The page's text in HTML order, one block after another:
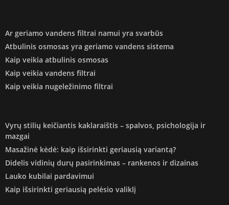
Ar geriamo vandens filtrai namui yra svarbūs
Atbulinis osmosas yra geriamo vandens sistema
Kaip veikia atbulinis osmosas
Kaip veikia vandens filtrai
Kaip veikia nugeležinimo filtrai
Vyrų stilių keičiantis kaklaraištis – spalvos, psichologija ir
mazgai
Masažinė kėdė: kaip išsirinkti geriausią variantą?
Didelis vidinių durų pasirinkimas – rankenos ir dizainas
Lauko kubilai pardavimui
Kaip išsirinkti geriausią pelėsio valiklį